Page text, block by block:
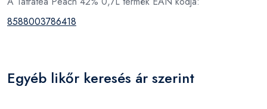
8588003786418
Egyéb likőr keresés ár szerint